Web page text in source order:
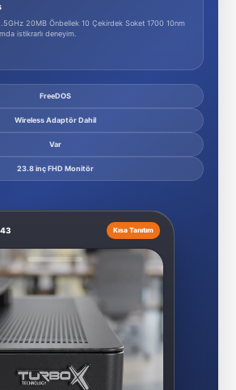
20MB Önbellek 10 Çekirdek Soket 1700 10nm
istikrarlı deneyim.
FreeDOS
Wireless Adaptör Dahil
Var
23.8 inç FHD Monitör
Kısa Tanıtım